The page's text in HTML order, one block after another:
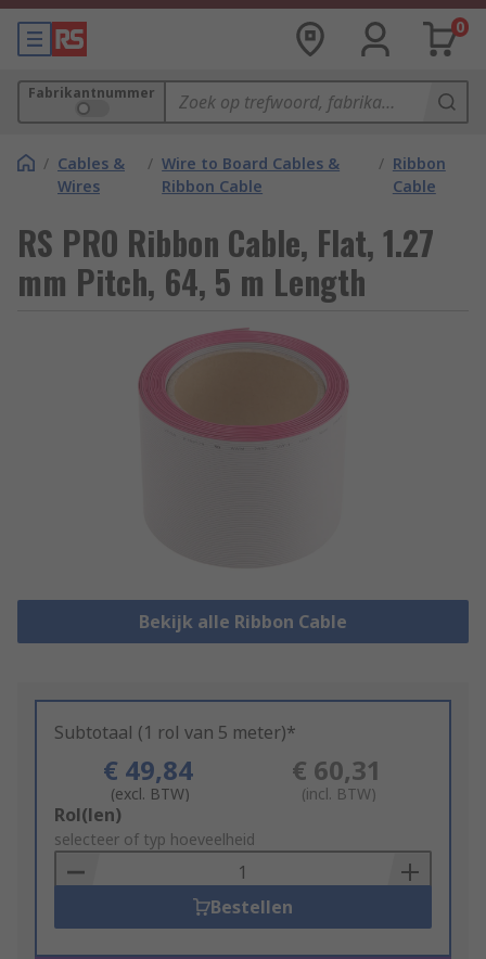
0
Fabrikantnummer
/ Cables &
Wires
/ Wire to Board Cables &
Ribbon Cable
/ Ribbon
Cable
RS PRO Ribbon Cable, Flat, 1.27
mm Pitch, 64, 5 m Length
Bekijk alle Ribbon Cable
Subtotaal (1 rol van 5 meter)*
€ 49,84
(excl. BTW)
€ 60,31
(incl. BTW)
Add
to
Basket
Rol(len)
selecteer of typ hoeveelheid
Bestellen